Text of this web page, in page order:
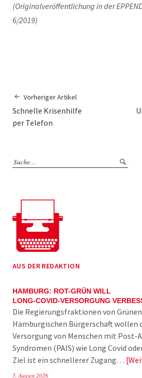
(Originalveröffentlichung in der
6/2019)
Vorheriger Artikel
Schnelle Krisenhilfe
per Telefon
AUS DER REDAKTION
HAMBURG: ROT-GRÜN WILL
LONG-COVID-VERSORGUNG
Die Regierungsfraktionen von Grünen
Hamburgischen Bürgerschaft wollen
Versorgung von Menschen mit
Syndromen (PAIS) wie Long Covid
Ziel ist ein schnellerer Zugang…
5. August 2026